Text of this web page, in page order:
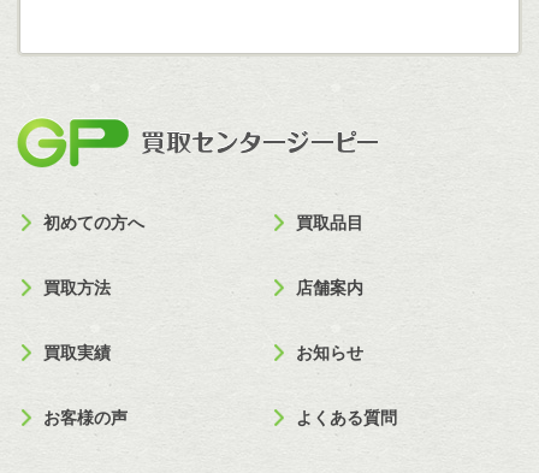
初めての方へ 買取品目
買取方法 店舗案内
買取実績 お知らせ
お客様の声 よくある質問